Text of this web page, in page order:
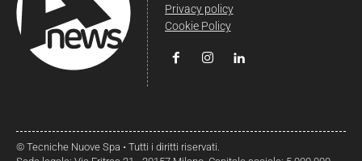
Privacy policy
Cookie Policy
© Tecniche Nuove Spa • Tutti i diritti riservati.